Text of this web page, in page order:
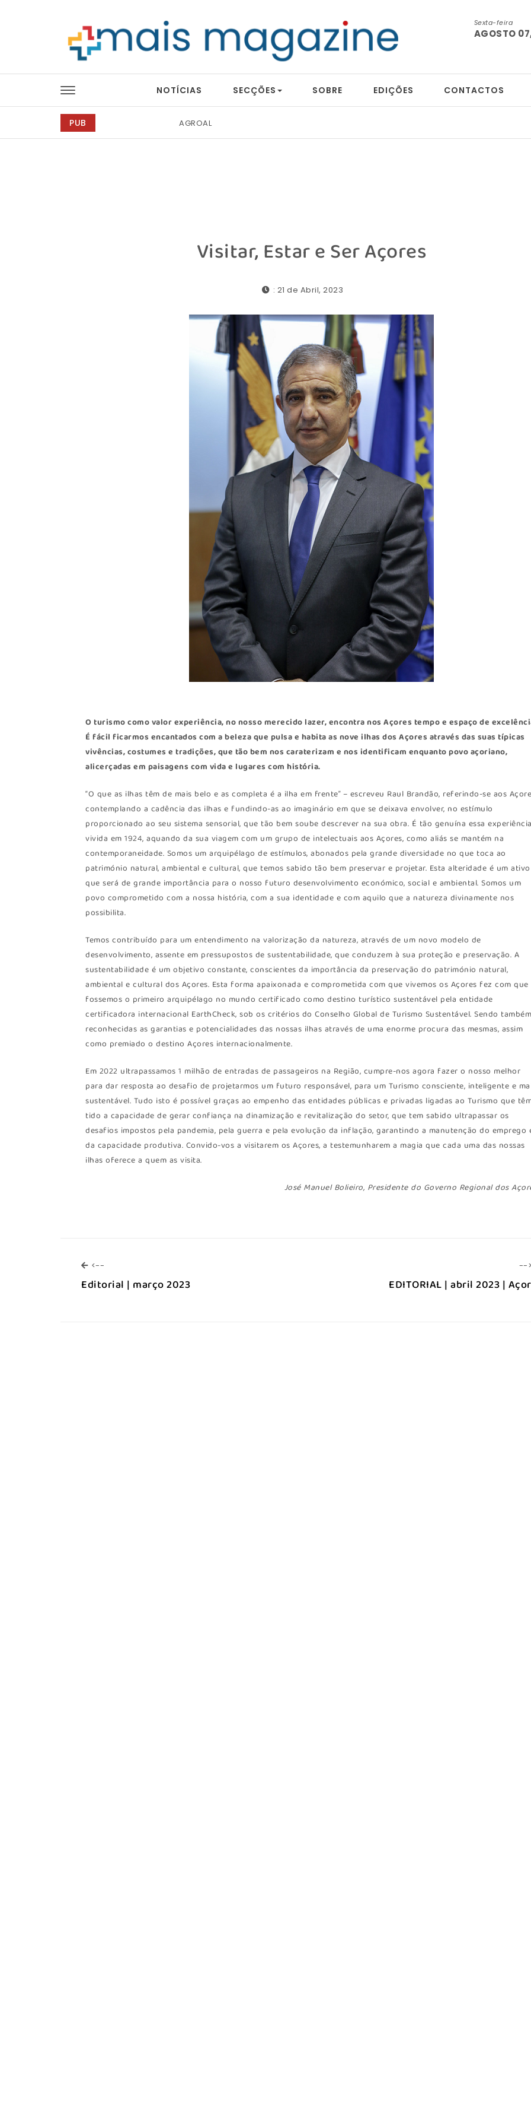
Sexta-feira
AGOSTO
NOTÍCIAS SECÇÕES SOBRE EDIÇÕES CONTACTOS
PUB Tintas 2000
Visitar, Estar e Ser Açores
: 21 de Abril, 2023
O turismo como valor experiência, no nosso merecido lazer, encontra nosAçores tempo e espaço de
É fácil ficarmos encantados com a beleza que pulsa e habita as nove ilhas dos Açores através das suas típicas
vivências, costumes e tradições, que tão bem nos caraterizam e nos identificam enquanto povo açoriano,
alicerçadas em paisagens com vida e lugares com história.
“O que as ilhas têm de mais belo e as completa é a ilha em frente” – escreveu Raul Brandão, referindo-se aos
contemplando a cadência das ilhas e fundindo-as ao imaginário em que se deixava envolver, no estímulo
proporcionado ao seu sistema sensorial, que tão bem soube descrever na sua obra. É tão genuína essa
vivida em 1924, aquando da sua viagem com um grupo de intelectuais aos Açores, como aliás se mantém na
contemporaneidade. Somos um arquipélago de estímulos, abonados pela grande diversidade no que toca ao
património natural, ambiental e cultural, que temos sabido tão bem preservar e projetar. Esta alteridade é um ativo
que será de grande importância para o nosso futuro desenvolvimento económico, social e ambiental. Somos um
povo comprometido com a nossa história, com a sua identidade e com aquilo que a natureza divinamente nos
possibilita.
Temos contribuído para um entendimento na valorização da natureza, através de um novo modelo de
desenvolvimento, assente em pressupostos de sustentabilidade, que conduzem à sua proteção e preservação. A
sustentabilidade é um objetivo constante, conscientes da importância da preservação do património natural,
ambiental e cultural dos Açores. Esta forma apaixonada e comprometida com que vivemos os Açores fez com que
fossemos o primeiro arquipélago no mundo certificado como destino turístico sustentável pela entidade
certificadora internacional EarthCheck, sob os critérios do Conselho Global de Turismo Sustentável. Sendo
reconhecidas as garantias e potencialidades das nossas ilhas através de uma enorme procura das mesmas, assim
como premiado o destino Açores internacionalmente.
Em 2022 ultrapassamos 1 milhão de entradas de passageiros na Região, cumpre-nos agora fazer o nosso melhor
para dar resposta ao desafio de projetarmos um futuro responsável, para um Turismo consciente, inteligente e
sustentável. Tudo isto é possível graças ao empenho das entidades públicas e privadas ligadas ao Turismo que
tido a capacidade de gerar confiança na dinamização e revitalização do setor, que tem sabido ultrapassar os
desafios impostos pela pandemia, pela guerra e pela evolução da inflação, garantindo a manutenção do emprego
da capacidade produtiva. Convido-vos a visitarem os Açores, a testemunharem a magia que cada uma das nossas
ilhas oferece a quem as visita.
José Manuel Bolieiro, Presidente do Governo Regional dos
<--
Editorial | março 2023
--
EDITORIAL | abril 2023 |